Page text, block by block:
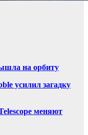
на орбиту
усилил загадку
меняют